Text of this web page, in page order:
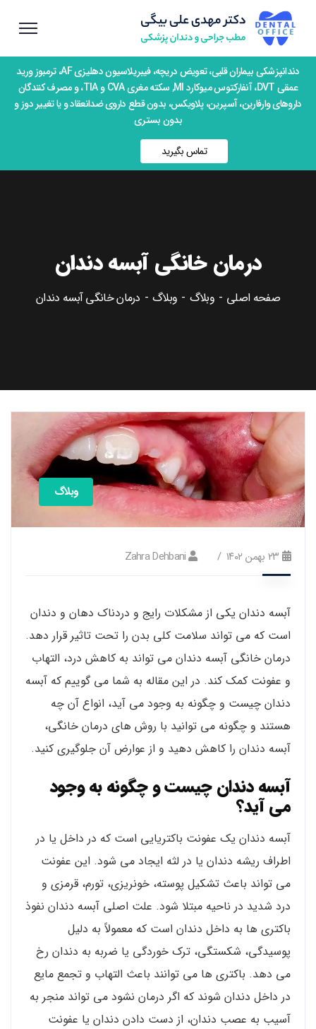
دندانپزشکی بیماران قلبی، تعویض دریچه، فیبریلاسیون دهلیزی AF، ترمبوز ورید
عمقی DVT، آنفارکتوس میوکارد MI, سکته مغری CVA و TIA، و مصرف کنندگان
داروهای وارفارین، آسپرین، پلاویکس، بدون قطع داروی ضدانعقاد و یا تغییر دوز و
بدون بستری
تماس بگیرید
درمان خانگی آبسه دندان
صفحه اصلی وبلاگ وبلاگ درمان خانگی آبسه دندان
وبلاگ
۲۳ بهمن ۱۴۰۲ Zahra Dehbani
آبسه دندان یکی از مشکلات رایج و دردناک دهان و دندان
است که می تواند سلامت کلی بدن را تحت تاثیر قرار دهد.
درمان خانگی آبسه دندان می تواند به کاهش درد، التهاب
و عفونت کمک کند. در این مقاله به شما می گوییم که آبسه
دندان چیست و چگونه به وجود می آید، انواع آن چه
هستند و چگونه می توانید با روش های درمان خانگی،
آبسه دندان را کاهش دهید و از عوارض آن جلوگیری کنید.
آبسه دندان چیست و چگونه به وجود
می آید؟
آبسه دندان یک عفونت باکتریایی است که در داخل یا در
اطراف ریشه دندان یا در لثه ایجاد می شود. این عفونت
می تواند باعث تشکیل پوسته، خونریزی، تورم، قرمزی و
درد شدید در ناحیه مبتلا شود. علت اصلی آبسه دندان نفوذ
باکتری ها به داخل دندان است که معمولاً به دلیل
پوسیدگی، شکستگی، ترک خوردگی یا ضربه به دندان رخ
می دهد. باکتری ها می توانند باعث التهاب و تجمع مایع
در داخل دندان شوند که اگر درمان نشود می تواند منجر به
آسیب به عصب دندان، از دست دادن دندان یا عفونت